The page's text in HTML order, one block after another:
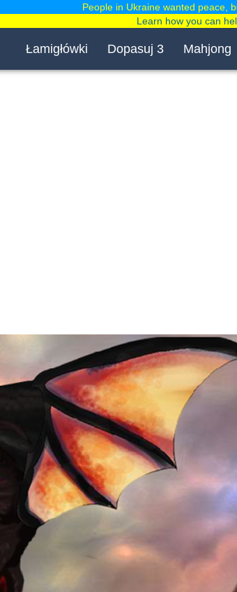
Łamigłówki Dopasuj 3 Mahjong
People in Ukraine wanted peace,
Learn how you can